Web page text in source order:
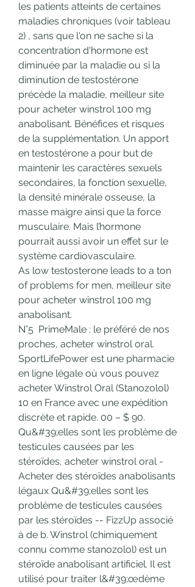
les patients atteints de certaines
maladies chroniques (voir tableau
2) , sans que l'on ne sache si la
concentration d'hormone est
diminuée par la maladie ou si la
diminution de testostérone
précède la maladie, meilleur site
pour acheter winstrol 100 mg
anabolisant. Bénéfices et risques
de la supplémentation. Un apport
en testostérone a pour but de
maintenir les caractères sexuels
secondaires, la fonction sexuelle,
la densité minérale osseuse, la
masse maigre ainsi que la force
musculaire. Mais l’hormone
pourrait aussi avoir un effet sur le
système cardiovasculaire.
As low testosterone leads to a ton
of problems for men, meilleur site
pour acheter winstrol 100 mg
anabolisant.
N°5  PrimeMale : le préféré de nos
proches, acheter winstrol oral.
SportLifePower est une pharmacie
en ligne légale où vous pouvez
acheter Winstrol Oral (Stanozolol)
10 en France avec une expédition
discrète et rapide. 00 – $ 90.
Qu&#39;elles sont les problème de
testicules causées par les
stéroïdes, acheter winstrol oral -
Acheter des stéroïdes anabolisants
légaux Qu&#39;elles sont les
problème de testicules causées
par les stéroïdes -- FizzUp associé
à de b. Winstrol (chimiquement
connu comme stanozolol) est un
stéroïde anabolisant artificiel. Il est
utilisé pour traiter l&#39;œdème